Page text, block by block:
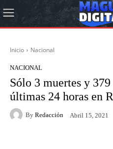
Inicio Nacional
NACIONAL
Sólo 3 muertes y
últimas 24 horas en
By Redacción Abril 15, 2021